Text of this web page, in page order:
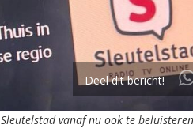
Deel dit bericht!
vanaf nu ook te